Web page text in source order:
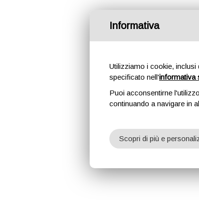
Informativa
Utilizziamo i cookie, inclusi
specificato nell'informativa
Puoi acconsentirne
continuando a navigare in
Scopri di più e